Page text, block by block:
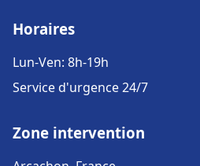
Horaires
Lun-Ven: 8h-19h
Service d'urgence 24/7
Zone intervention